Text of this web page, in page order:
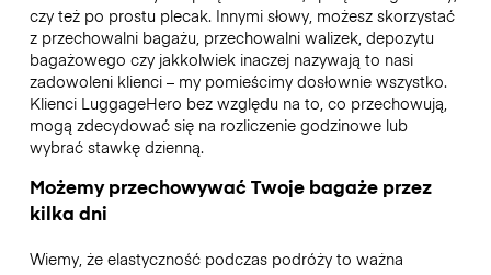
czy też po prostu plecak. Innymi słowy, możesz skorzystać
z przechowalni bagażu, przechowalni walizek, depozytu
bagażowego czy jakkolwiek inaczej nazywają to nasi
zadowoleni klienci – my pomieścimy dosłownie wszystko.
Klienci LuggageHero bez względu na to, co przechowują,
mogą zdecydować się na rozliczenie godzinowe lub
wybrać stawkę dzienną.
Możemy przechowywać Twoje bagaże przez
kilka dni
Wiemy, że elastyczność podczas podróży to ważna